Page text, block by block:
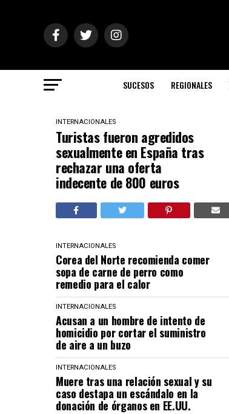
SUCESOS REGIONALES
INTERNACIONALES
Turistas fueron agredidos
sexualmente en España tras
rechazar una oferta
indecente de 800 euros
INTERNACIONALES
Corea del Norte recomienda comer
sopa de carne de perro como
remedio para el calor
INTERNACIONALES
Acusan a un hombre de intento de
homicidio por cortar el suministro
de aire a un buzo
INTERNACIONALES
Muere tras una relación sexual y su
caso destapa un escándalo en la
donación de órganos en EE.UU.